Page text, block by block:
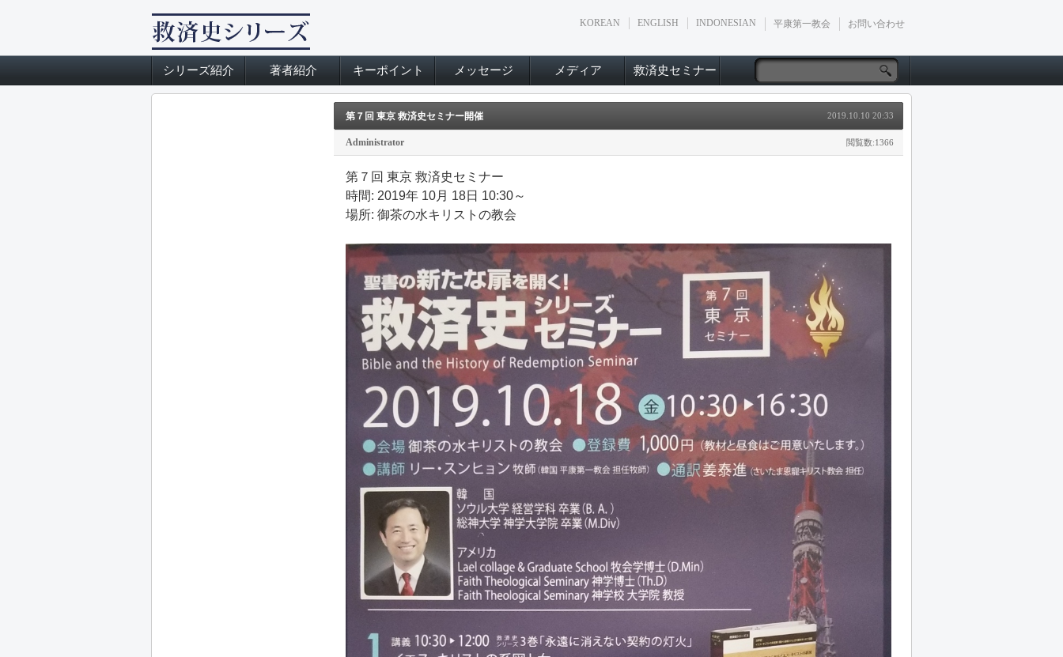
KOREAN ENGLISH INDONESIAN 平康第一教会 お問い合わせ
シリーズ紹介 著者紹介 キーポイント メッセージ メディア 救済史セミナー
第７回 東京 救済史セミナー開催 2019.10.10 20:33
Administrator 閲覧数:1366
第７回 東京 救済史セミナー
時間: 2019年 10月 18日 10:30～
場所: 御茶の水キリストの教会